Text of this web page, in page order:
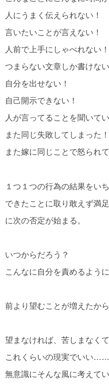
人にうまく伝えられない！
言いたいことが言えない！
人前で上手にしゃべれない！
つまらない文章しか書けない
自分を出せない！
自己開示できない！
人が言ってることを聞いてい
また同じ失敗してしまった！
また嫁に同じことで怒られ
１つ１つの行為の結果をい
できたことに取り敢えず満
に次の否定が始まる。
いつからだろう？
こんなに自分を責めるよう
前より望むことが増えたか
望まなければ、苦しまなく
これくらいの現実でいい……
無意識にそんな風に考えて